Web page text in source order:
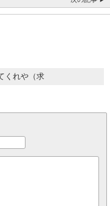
くれや（求